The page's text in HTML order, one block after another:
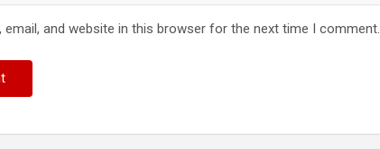
email, and website in this browser for the next time I comment.